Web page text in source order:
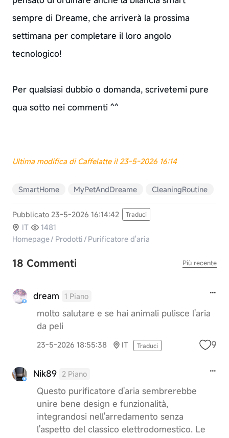
sempre di Dreame, che arriverà la prossima
settimana per completare il loro angolo
tecnologico!
Per qualsiasi dubbio o domanda, scrivetemi pure
qua sotto nei commenti ^^
Ultima modifica di Caffelatte il 23-5-2026 16:14
SmartHome MyPetAndDreame CleaningRoutine
Pubblicato 23-5-2026 16:14:42 Traduci
IT
1481
Homepage/ Prodotti / Purificatore d'aria
18 Commenti Più recente
dream 1 Piano
molto salutare e se hai animali pulisce l'aria
da peli
23-5-2026 18:55:38 IT Traduci 9
Nik89 2 Piano
Questo purificatore d'aria sembrerebbe
unire bene design e funzionalità,
integrandosi nell'arredamento senza
l'aspetto del classico elettrodomestico. Le